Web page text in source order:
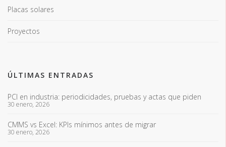
Placas solares
Proyectos
ÚLTIMAS ENTRADAS
PCI en industria: periodicidades, pruebas y actas que piden
30 enero, 2026
CMMS vs Excel: KPIs mínimos antes de migrar
30 enero, 2026